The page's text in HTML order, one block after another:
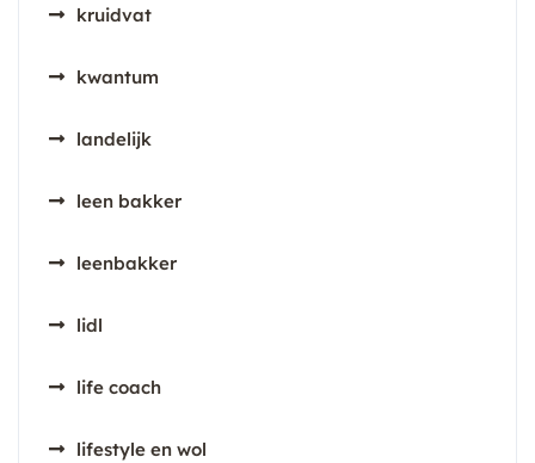
kruidvat
kwantum
landelijk
leen bakker
leenbakker
lidl
life coach
lifestyle en wol